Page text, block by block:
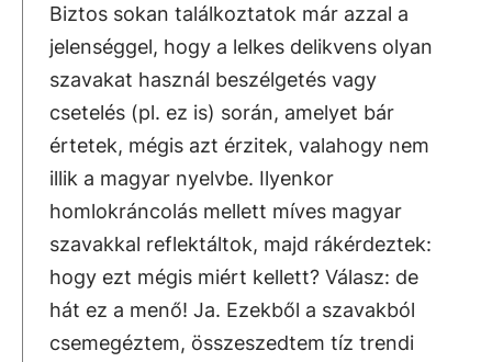
Biztos sokan találkoztatok már azzal a
jelenséggel, hogy a lelkes delikvens olyan
szavakat használ beszélgetés vagy
csetelés (pl. ez is) során, amelyet bár
értetek, mégis azt érzitek, valahogy nem
illik a magyar nyelvbe. Ilyenkor
homlokráncolás mellett míves magyar
szavakkal reflektáltok, majd rákérdeztek:
hogy ezt mégis miért kellett? Válasz: de
hát ez a menő! Ja. Ezekből a szavakból
csemegéztem, összeszedtem tíz trendi